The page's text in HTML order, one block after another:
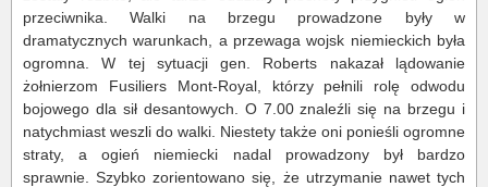
przeciwnika. Walki na brzegu prowadzone były w
dramatycznych warunkach, a przewaga wojsk niemieckich była
ogromna. W tej sytuacji gen. Roberts nakazał lądowanie
żołnierzom Fusiliers Mont-Royal, którzy pełnili rolę odwodu
bojowego dla sił desantowych. O 7.00 znaleźli się na brzegu i
natychmiast weszli do walki. Niestety także oni ponieśli ogromne
straty, a ogień niemiecki nadal prowadzony był bardzo
sprawnie. Szybko zorientowano się, że utrzymanie nawet tych